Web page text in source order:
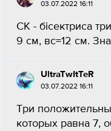
03.07.2022 16:11
СК - бісектриса
9 см, вс=12 см.
UltraTwItTeR
03.07.2022 16:11
Три
которых равна 7,